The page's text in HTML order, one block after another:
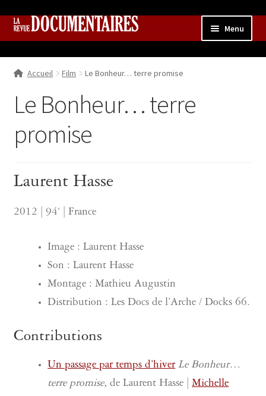
Aller
navigation
Aller
Menu
Qui sommes nous ?
Collection
Contributions
Accueil Film Le Bonheur… terre promise
Le Bonheur… terre
promise
Laurent Hasse
2012 | 94‘ | France
Image : Laurent Hasse
Son : Laurent Hasse
Montage : Mathieu Augustin
Distribution : Les Docs de l’Arche / Docks 66.
Contributions
Un passage par temps d’hiver Le Bonheur…
terre promise, de Laurent Hasse |Michelle